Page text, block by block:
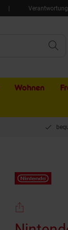
Verantwortung
Wohnen